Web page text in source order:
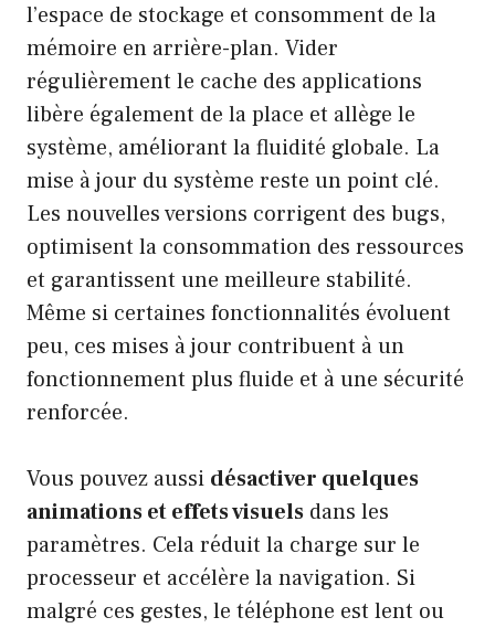
l’espace de stockage et consomment de la
mémoire en arrière-plan. Vider
régulièrement le cache des applications
libère également de la place et allège le
système, améliorant la fluidité globale. La
mise à jour du système reste un point clé.
Les nouvelles versions corrigent des bugs,
optimisent la consommation des ressources
et garantissent une meilleure stabilité.
Même si certaines fonctionnalités évoluent
peu, ces mises à jour contribuent à un
fonctionnement plus fluide et à une sécurité
renforcée.
Vous pouvez aussi désactiver quelques
animations et effets visuels dans les
paramètres. Cela réduit la charge sur le
processeur et accélère la navigation. Si
malgré ces gestes, le téléphone est lent ou